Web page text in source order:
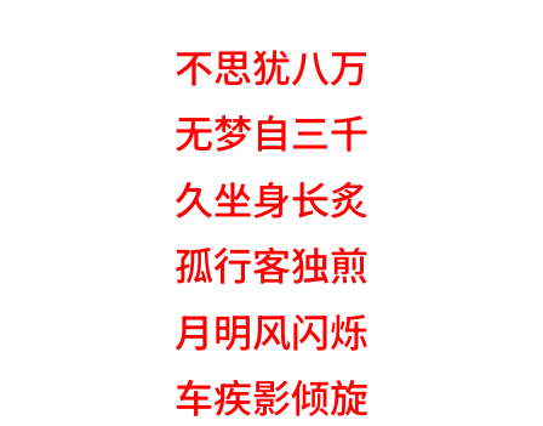
不思犹八万
无梦自三千
久坐身长炙
孤行客独煎
月明风闪烁
车疾影倾旋